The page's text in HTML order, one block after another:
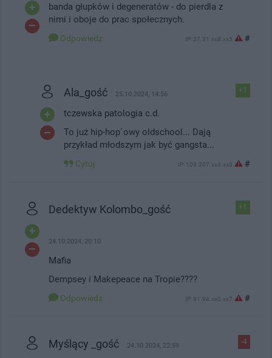
banda głupków i degeneratów - do pierdla z
nimi i oboje do prac społecznych.
Odpowiedz IP: 37.31.xx8.xx5 #
+1
Ala_gość 25.10.2024, 14:56
tczewska patologia c.d.
To już hip-hop`owy oldschool... Dają
przykład młodszym jak być gangsta...
Cytuj IP: 109.207.xx4.xx0 #
+1
Dedektyw Kolombo_gość
24.10.2024, 20:10
Mafia
Dempsey i Makepeace na Tropie????
Odpowiedz IP: 91.94.xx0.xx7 #
-4
Myślący _gość 24.10.2024, 22:59